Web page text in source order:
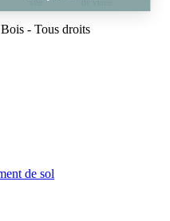
- Tous droits
de sol